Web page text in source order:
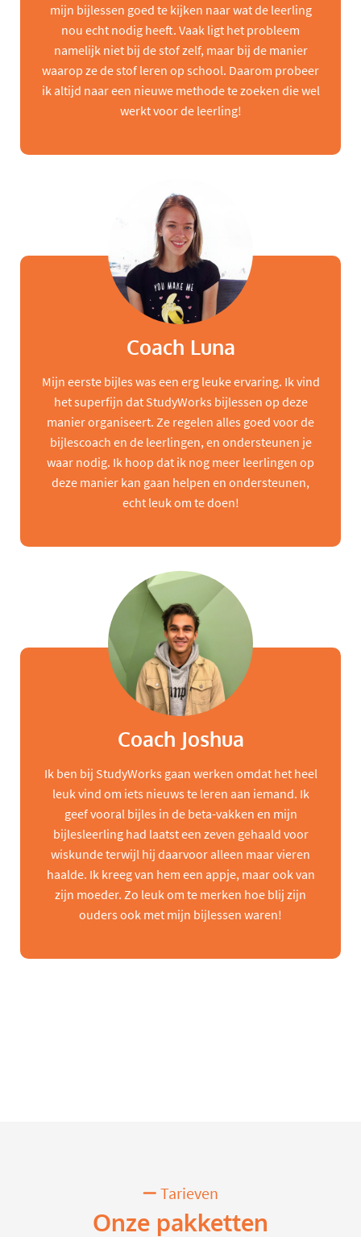
mijn bijlessen goed te kijken naar wat de leerling
nou echt nodig heeft. Vaak ligt het probleem
namelijk niet bij de stof zelf, maar bij de manier
waarop ze de stof leren op school. Daarom probeer
ik altijd naar een nieuwe methode te zoeken die wel
werkt voor de leerling!
Coach Luna
Mijn eerste bijles was een erg leuke ervaring. Ik vind
het superfijn dat StudyWorks bijlessen op deze
manier organiseert. Ze regelen alles goed voor de
bijlescoach en de leerlingen, en ondersteunen je
waar nodig. Ik hoop dat ik nog meer leerlingen op
deze manier kan gaan helpen en ondersteunen,
echt leuk om te doen!
Coach Joshua
Ik ben bij StudyWorks gaan werken omdat het heel
leuk vind om iets nieuws te leren aan iemand. Ik
geef vooral bijles in de beta-vakken en mijn
bijlesleerling had laatst een zeven gehaald voor
wiskunde terwijl hij daarvoor alleen maar vieren
haalde. Ik kreeg van hem een appje, maar ook van
zijn moeder. Zo leuk om te merken hoe blij zijn
ouders ook met mijn bijlessen waren!
Tarieven
Onze pakketten